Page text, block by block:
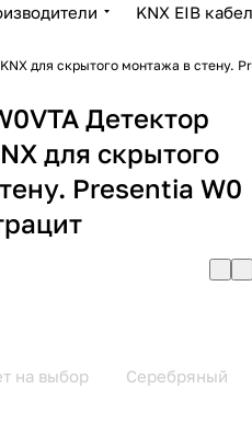
KNX EIB
для скрытого монтажа в стену.
Детектор
для скрытого
Presentia W0
на выбор
Серебряный